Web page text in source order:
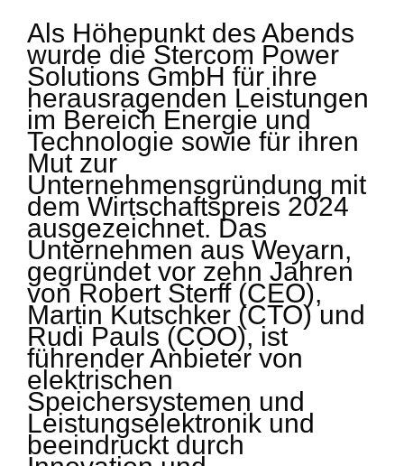
Als Höhepunkt des Abends
wurde die Stercom Power
Solutions GmbH für ihre
herausragenden Leistungen
im Bereich Energie und
Technologie sowie für ihren
Mut zur
Unternehmensgründung mit
dem Wirtschaftspreis 2024
ausgezeichnet. Das
Unternehmen aus Weyarn,
gegründet vor zehn Jahren
von Robert Sterff (CEO),
Martin Kutschker (CTO) und
Rudi Pauls (COO), ist
führender Anbieter von
elektrischen
Speichersystemen und
Leistungselektronik und
beeindruckt durch